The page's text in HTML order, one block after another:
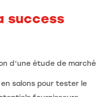
success
d’une étude de marché
en salons pour tester le